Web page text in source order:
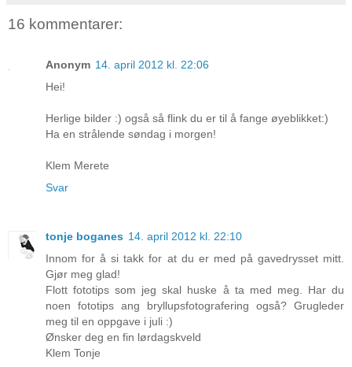
16 kommentarer:
Anonym 14. april 2012 kl. 22:06
Hei!
Herlige bilder :) også så flink du er til å fange øyeblikket:)
Ha en strålende søndag i morgen!
Klem Merete
Svar
tonje boganes 14. april 2012 kl. 22:10
Innom for å si takk for at du er med på gavedrysset mitt.
Gjør meg glad!
Flott fototips som jeg skal huske å ta med meg. Har du
noen fototips ang bryllupsfotografering også? Grugleder
meg til en oppgave i juli :)
Ønsker deg en fin lørdagskveld
Klem Tonje